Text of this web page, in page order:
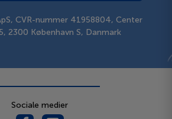
CVR-nummer 41958804, Center
2300 København S, Danmark
Sociale medier